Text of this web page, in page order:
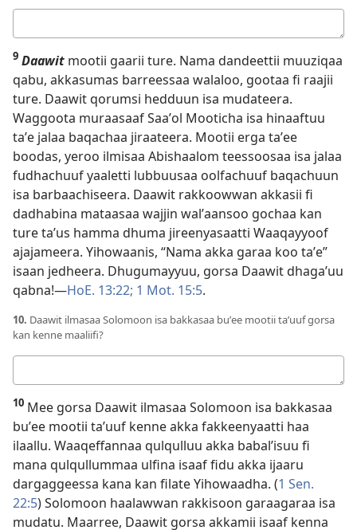
kee
9 Daawit mootii gaarii ture. Nama dandeettii muuziqaa
qabu, akkasumas barreessaa walaloo, gootaa fi raajii
ture. Daawit qorumsi hedduun isa mudateera.
Waggoota muraasaaf Saaʼol Mooticha isa hinaaftuu
taʼe jalaa baqachaa jiraateera. Mootii erga taʼee
boodas, yeroo ilmisaa Abishaalom teessoosaa isa jalaa
fudhachuuf yaaletti lubbuusaa oolfachuuf baqachuun
isa barbaachiseera. Daawit rakkoowwan akkasii fi
dadhabina mataasaa wajjin walʼaansoo gochaa kan
ture taʼus hamma dhuma jireenyasaatti Waaqayyoof
ajajameera. Yihowaanis, “Nama akka garaa koo taʼe”
isaan jedheera. Dhugumayyuu, gorsa Daawit dhagaʼuu
qabna!—HoE. 13:22; 1 Mot. 15:5.
10. Daawit ilmasaa Solomoon isa bakkasaa buʼee mootii taʼuuf gorsa
kan kenne maaliifi?
kee
10 Mee gorsa Daawit ilmasaa Solomoon isa bakkasaa
buʼee mootii taʼuuf kenne akka fakkeenyaatti haa
ilaallu. Waaqeffannaa qulqulluu akka babalʼisuu fi
mana qulqullummaa ulfina isaaf fidu akka ijaaru
dargaggeessa kana kan filate Yihowaadha. (1 Sen.
22:5) Solomoon haalawwan rakkisoon garaagaraa isa
mudatu. Maarree, Daawit gorsa akkamii isaaf kenna